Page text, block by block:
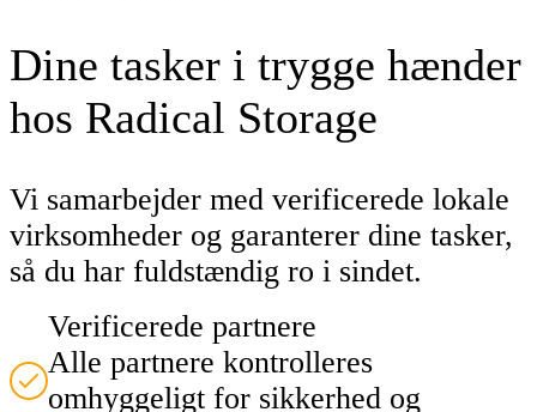
Dine tasker i trygge hænder
hos Radical Storage
Vi samarbejder med verificerede lokale
virksomheder og garanterer dine tasker,
så du har fuldstændig ro i sindet.
Verificerede partnere
Alle partnere kontrolleres
omhyggeligt for sikkerhed og